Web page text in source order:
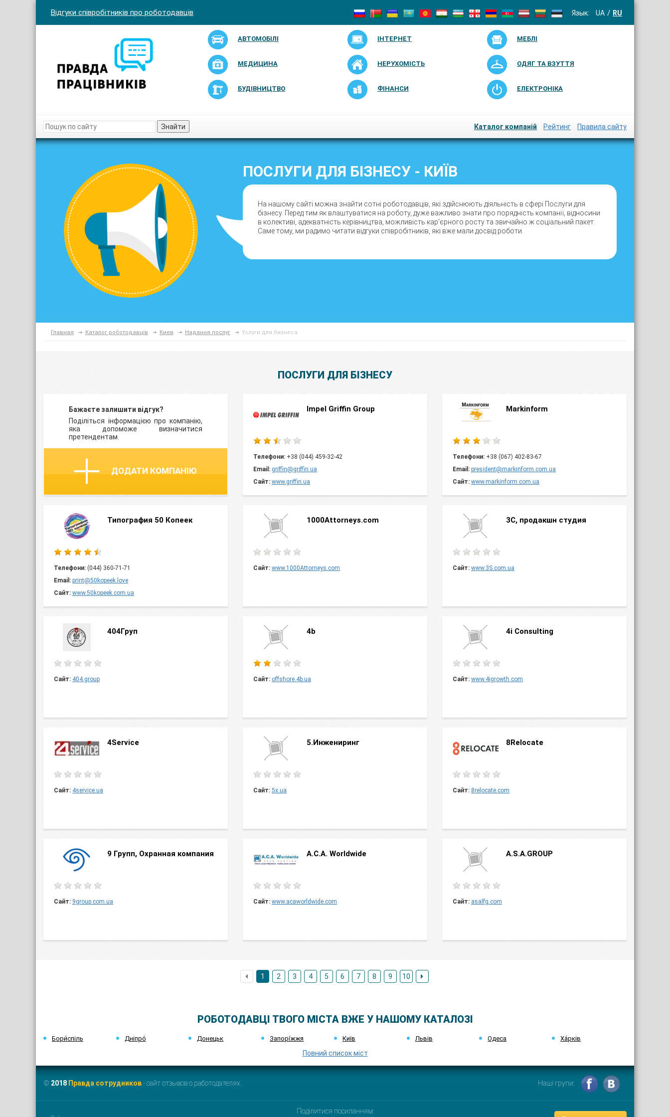
Відгуки співробітників про роботодавців Язык: UA RU
АВТОМОБІЛІ ІНТЕРНЕТ МЕБЛІ
МЕДИЦИНА НЕРУХОМІСТЬ ОДЯГ ТА ВЗУТТЯ
БУДІВНИЦТВО ФІНАНСИ ЕЛЕКТРОНІКА
Знайти Каталог компаній Рейтинг Правила сайту
ПОСЛУГИ ДЛЯ БІЗНЕСУ - КИЇВ
На нашому сайті можна знайти сотні роботодавців, які здійснюють діяльність в сфері Послуги для
бізнесу. Перед тим як влаштуватися на роботу, дуже важливо знати про порядність компанії, відносини
в колективі, адекватність керівництва, можливість кар'єрного росту та звичайно ж соціальний пакет.
Саме тому, ми радимо читати відгуки співробітників, які вже мали досвід роботи.
Главная Каталог роботодавців Киев Надання послуг Услуги для бизнеса
ПОСЛУГИ ДЛЯ БІЗНЕСУ
Бажаєте залишити відгук?
Поділіться інформацією про компанію,
яка допоможе визначитися
претендентам.
ДОДАТИ КОМПАНІЮ
Impel Griffin Group
Телефони: +38 (044) 459-32-42
Email: griffin@griffin.ua
Сайт: www.griffin.ua
Markinform
Телефони: +38 (067) 402-83-67
Email: president@markinform.com.ua
Сайт: www.markinform.com.ua
Типография 50 Копеек
Телефони: (044) 360-71-71
Email: print@50kopeek.love
Сайт: www.50kopeek.com.ua
1000Attorneys.com
Сайт: www.1000Attorneys.com
3С, продакшн студия
Сайт: www.3S.com.ua
404Груп
Сайт: 404.group
4b
Сайт: offshore.4b.ua
4i Consulting
Сайт: www.4igrowth.com
4Service
Сайт: 4service.ua
5.Инжениринг
Сайт: 5x.ua
8Relocate
Сайт: 8relocate.com
9 Групп, Охранная компания
Сайт: 9group.com.ua
A.C.A. Worldwide
Сайт: www.acaworldwide.com
A.S.A.GROUP
Сайт: asalfg.com
1 2 3 4 5 6 7 8 9 10
РОБОТОДАВЦІ ТВОГО МІСТА ВЖЕ У НАШОМУ КАТАЛОЗІ
Бори́спіль Дніпро́ Донецьк Запорі́жжя Київ Львів Одеса Ха́рків
Повний список міст
© 2018 Правда сотрудников- сайт отзывов о работодателях. Наші групи:
Поділитися посиланням: